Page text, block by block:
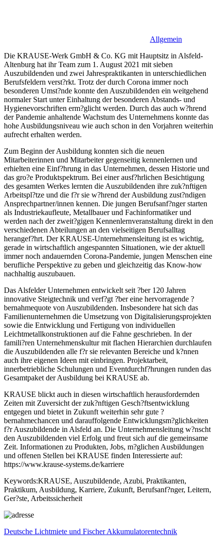
Allgemein
Die KRAUSE-Werk GmbH & Co. KG mit Hauptsitz in Alsfeld-
Altenburg hat ihr Team zum 1. August 2021 mit sieben
Auszubildenden und zwei Jahrespraktikanten in unterschiedlichen
Berufsfeldern verst?rkt. Trotz der durch Corona immer noch
besonderen Umst?nde konnte den Auszubildenden ein weitgehend
normaler Start unter Einhaltung der besonderen Abstands- und
Hygienevorschriften erm?glicht werden. Durch das auch w?hrend
der Pandemie anhaltende Wachstum des Unternehmens konnte das
hohe Ausbildungsniveau wie auch schon in den Vorjahren weiterhin
aufrecht erhalten werden.
Zum Beginn der Ausbildung konnten sich die neuen
Mitarbeiterinnen und Mitarbeiter gegenseitig kennenlernen und
erhielten eine Einf?hrung in das Unternehmen, dessen Historie und
das gro?e Produktspektrum. Bei einer ausf?hrlichen Besichtigung
des gesamten Werkes lernten die Auszubildenden ihre zuk?nftigen
Arbeitspl?tze und die f?r sie w?hrend der Ausbildung zust?ndigen
Ansprechpartner/innen kennen. Die jungen Berufsanf?nger starten
als Industriekaufleute, Metallbauer und Fachinformatiker und
werden nach der zweit?gigen Kennenlernveranstaltung direkt in den
verschiedenen Abteilungen an den vielseitigen Berufsalltag
herangef?hrt. Der KRAUSE-Unternehmensleitung ist es wichtig,
gerade in wirtschaftlich angespannten Situationen, wie der aktuell
immer noch andauernden Corona-Pandemie, jungen Menschen eine
berufliche Perspektive zu geben und gleichzeitig das Know-how
nachhaltig auszubauen.
Das Alsfelder Unternehmen entwickelt seit ?ber 120 Jahren
innovative Steigtechnik und verf?gt ?ber eine hervorragende ?
bernahmequote von Auszubildenden. Insbesondere hat sich das
Familienunternehmen die Umsetzung von Digitalisierungsprojekten
sowie die Entwicklung und Fertigung von individuellen
Leichtmetallkonstruktionen auf die Fahne geschrieben. In der
famili?ren Unternehmenskultur mit flachen Hierarchien durchlaufen
die Auszubildenden alle f?r sie relevanten Bereiche und k?nnen
auch ihre eigenen Ideen mit einbringen. Projektarbeit,
innerbetriebliche Schulungen und Eventdurchf?hrungen runden das
Gesamtpaket der Ausbildung bei KRAUSE ab.
KRAUSE blickt auch in diesen wirtschaftlich herausfordernden
Zeiten mit Zuversicht der zuk?nftigen Gesch?ftsentwicklung
entgegen und bietet in Zukunft weiterhin sehr gute ?
bernahmechancen und darauffolgende Entwicklungsm?glichkeiten
f?r Auszubildende in Alsfeld an. Die Unternehmensleitung w?nscht
den Auszubildenden viel Erfolg und freut sich auf die gemeinsame
Zeit. Informationen zu Produkten, Jobs, m?glichen Ausbildungen
und offenen Stellen bei KRAUSE finden Interessierte auf:
https://www.krause-systems.de/karriere
Keywords:KRAUSE, Auszubildende, Azubi, Praktikanten,
Praktikum, Ausbildung, Karriere, Zukunft, Berufsanf?nger, Leitern,
Ger?ste, Arbeitssicherheit
Beitragsnavigation
Vorheriger
Deutsche Lichtmiete und Fischer Akkumulatorentechnik